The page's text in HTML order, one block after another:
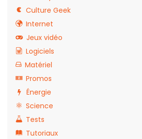
Culture Geek
Internet
Jeux vidéo
Logiciels
Matériel
Promos
Énergie
Science
Tests
Tutoriaux